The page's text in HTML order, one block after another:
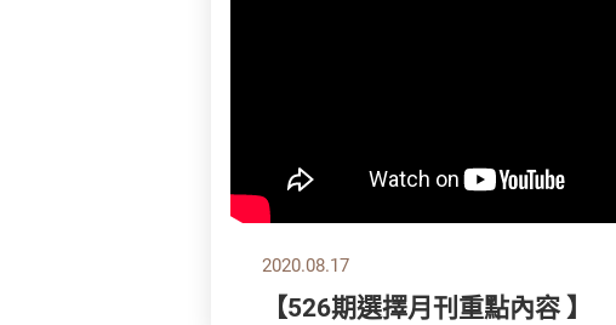
2020.08.17
【526期選擇月刊重點內容 】